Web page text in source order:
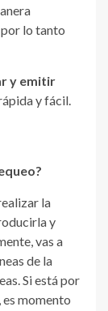
lo tanto
y emitir
y fácil.
la
y
vas a
de la
Si está por
momento